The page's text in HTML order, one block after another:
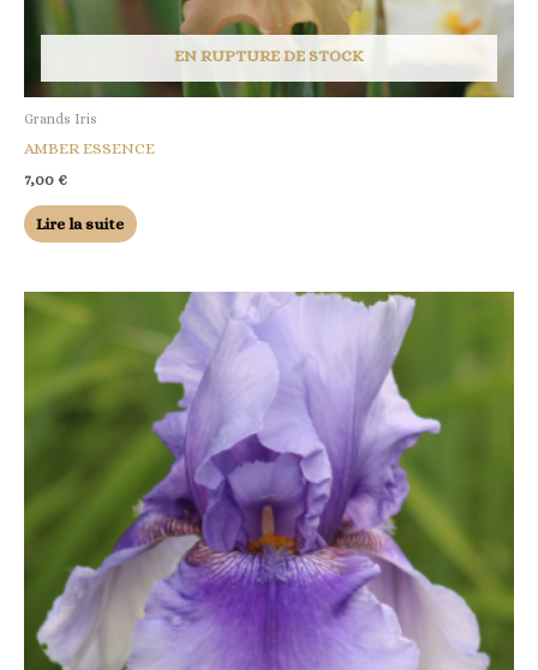
EN RUPTURE DE STOCK
Grands Iris
AMBER ESSENCE
7,00 €
Lire la suite